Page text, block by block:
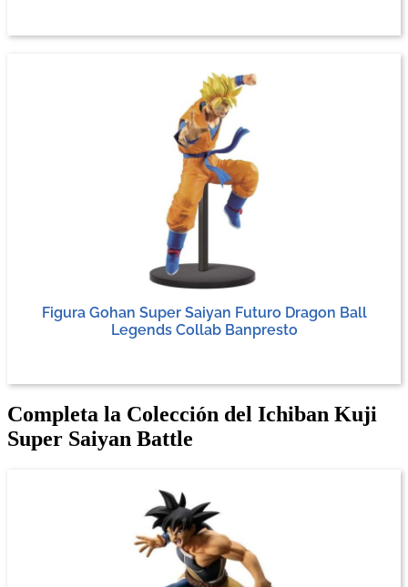
Figura Gohan Super Saiyan Futuro Dragon Ball
Legends Collab Banpresto
Completa la Colección del Ichiban Kuji
Super Saiyan Battle